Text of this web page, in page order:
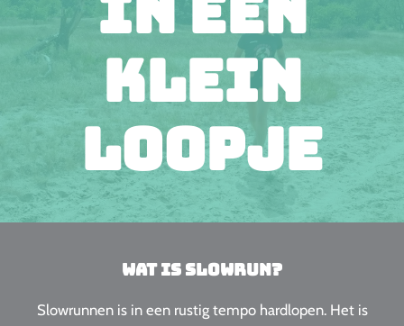
klein
loopje
Wat is Slowrun?
Slowrunnen is in een rustig tempo hardlopen. Het is